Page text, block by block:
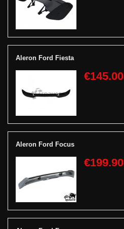
Aleron Ford Fiesta
€145.00
Aleron Ford Focus
€199.90